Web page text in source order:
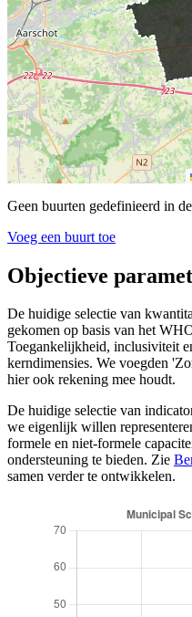
Geen buurten gedefinieerd in
Voeg een buurt toe
Objectieve
De huidige selectie van
gekomen op basis van het
Toegankelijkheid, inclusiviteit
kerndimensies. We voegden
hier ook rekening mee houdt.
De huidige selectie van
we eigenlijk willen
formele en niet-formele
ondersteuning te bieden. Zie
samen verder te ontwikkelen.